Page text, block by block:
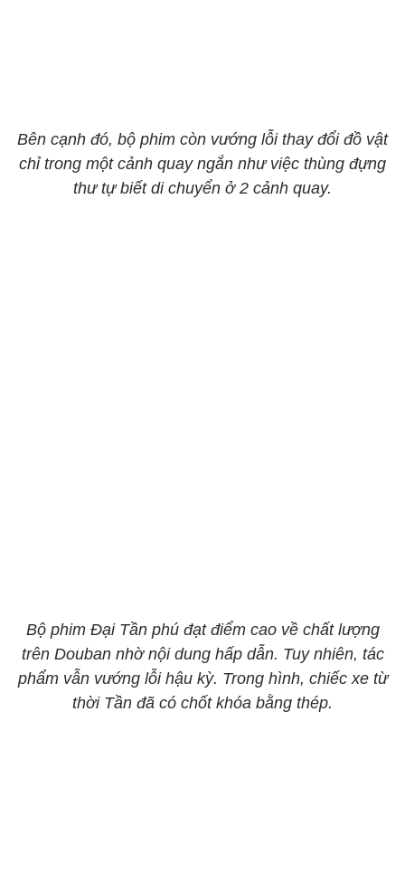
Bên cạnh đó, bộ phim còn vướng lỗi thay đổi đồ vật
chỉ trong một cảnh quay ngắn như việc thùng đựng
thư tự biết di chuyển ở 2 cảnh quay.
Bộ phim Đại Tần phú đạt điểm cao về chất lượng
trên Douban nhờ nội dung hấp dẫn. Tuy nhiên, tác
phẩm vẫn vướng lỗi hậu kỳ. Trong hình, chiếc xe từ
thời Tần đã có chốt khóa bằng thép.